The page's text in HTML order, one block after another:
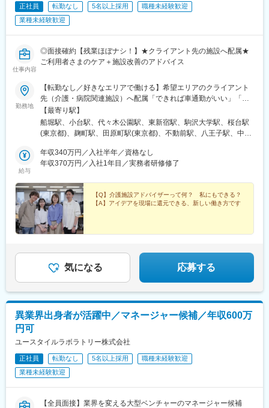
正社員 転勤なし 5名以上採用
職種未経験歓迎
業種未経験歓迎
仕事内容
◎面接確約【残業ほぼナシ！】★クライアント先の施設へ配属★
ご利用者さまのケア＋施設改善のアドバイス
勤務地
【転勤なし／好きなエリアで働ける】希望エリアのクライアント
先（介護・病院関連施設）へ配属「できれば車通勤がいい」「未
経験なので先輩スタッフと一緒に働きたい」等ご相談ください！
━━【配属エリア】━━＜1＞北海道・東北／北海道、岩手※、宮
城、福島＜2＞北関東／茨城、栃木、群馬＜3＞首都圏／東京、神
岡、岐阜＜6＞関西／大阪、京都、兵庫、和歌山、奈良※＜7＞中
四国／広島※、岡山※＜8＞九州／福岡、熊本※、長崎※、大分※、鹿
長期的に築くことができます！（※印のエリアは経験者のみ採用中
です）☆勤務地住所は一例となります。━━【転居希望者向けの
働き方も】━━将来的に地元を離れたい方は、半年ほど地元勤務
後、東京神奈川など首都圏への転勤も可能！移住支援制度（費用
会社負担）もあり、早期キャリアアップも見込めます！
【最寄り駅】
船堀駅、小台駅、代々木公園駅、東新宿駅、駒沢大学駅、桜台駅
(東京都)、麹町駅、田原町駅(東京都)、不動前駅、八王子駅、中野
駅(函館本線)、新道東駅、西２８丁目駅、郡山駅(福島県)、愛子
駅、北仙台駅、泉中央駅、作並駅、境町駅、高崎駅、東武宇都宮
駅、和光市駅、岩槻駅、志久駅、戸塚安行駅、久喜駅、浜野駅、
六実駅、常盤平駅、みどり台駅、柏駅、小机駅、古淵駅、高座渋
谷駅、横浜駅、辻堂駅、淵野辺駅、いずみ中央駅、越後赤塚駅、
新潟駅、見附駅、名鉄岐阜駅、松本駅、積志駅、東静岡駅、桜橋
駅(静岡県)、小垣江駅、北新川駅、神領駅、名鉄名古屋駅、小野駅
駅、神宮丸太町駅、古市駅(大阪府)、大日駅、門真南駅、瑞光四丁
目駅、星ケ丘駅(大阪府)、城北公園通駅、南巽駅、崇禅寺駅、尼崎
駅(阪神線)、山陽天満駅、加古川駅、新神戸駅、住吉駅(兵庫県・
東海道)、香櫨園駅、中山寺駅、大久保駅(兵庫県)、舞子公園駅、
六甲駅、富雄駅、横川駅、小網町駅、吉塚駅、茶山駅(福岡県)、九
通り駅、代々木八幡駅、立場駅
給与
年収340万円／入社半年／資格なし
年収370万円／入社1年目／実務者研修修了
【Q】介護施設アドバイザーって何？ 私にもできる？
【A】アイデアを現場に還元できる、新しい働き方です
気になる 応募する
異業界出身者が活躍中／マネージャー候補／年収600万
円可
ユースタイルラボラトリー株式会社
正社員 転勤なし 5名以上採用
職種未経験歓迎
業種未経験歓迎
【全員面接】業界を変える大型ベンチャーのマネージャー候補